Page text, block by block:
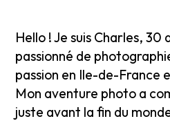
Hello ! Je suis Charles, 30
passionné de
passion en Ile-de-France
Mon aventure photo a
juste avant la fin du